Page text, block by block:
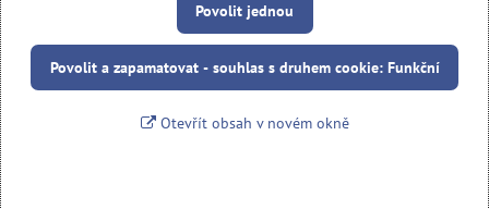
Povolit jednou
Povolit a zapamatovat - souhlas s druhem cookie: Funkční
Otevřít obsah v novém okně